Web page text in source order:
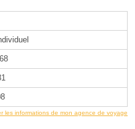
les informations de mon agence de voyage